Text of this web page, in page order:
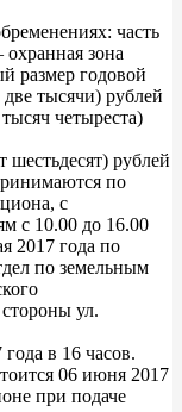
часть
зона
размер годовой
тысячи) рублей
четыреста)
рублей
по
с
с 10.00 до 16.00
2017 года по
по земельным
ул.
в 16 часов.
06 июня 2017
при подаче